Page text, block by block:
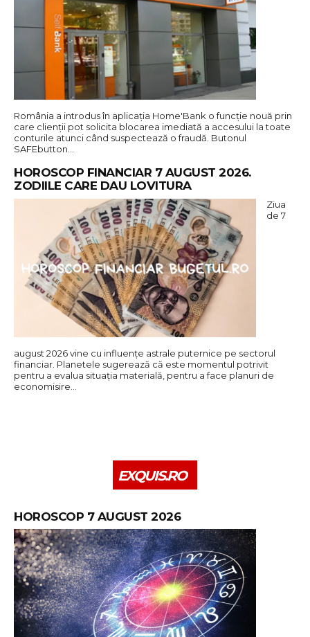
România a introdus în aplicația Home'Bank o funcție nouă prin
care clienții pot solicita blocarea imediată a accesului la toate
conturile atunci când suspectează o fraudă. Butonul
SAFEbutton…
HOROSCOP FINANCIAR 7 AUGUST 2026.
ZODIILE CARE DAU LOVITURA
Ziua
de 7
august 2026 vine cu influențe astrale puternice pe sectorul
financiar. Planetele sugerează că este momentul potrivit
pentru a evalua situația materială, pentru a face planuri de
economisire…
EXQUIS.RO
HOROSCOP 7 AUGUST 2026